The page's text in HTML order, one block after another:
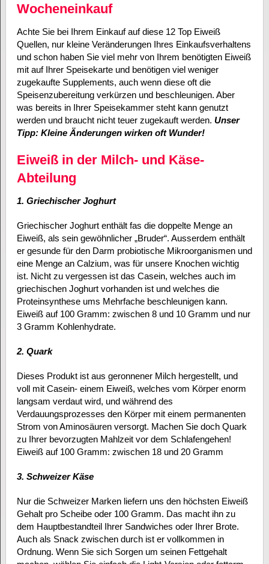
Wocheneinkauf
Achte Sie bei Ihrem Einkauf auf diese 12 Top Eiweiß
Quellen, nur kleine Veränderungen Ihres Einkaufsverhaltens
und schon haben Sie viel mehr von Ihrem benötigten Eiweiß
mit auf Ihrer Speisekarte und benötigen viel weniger
zugekaufte Supplements, auch wenn diese oft die
Speisenzubereitung verkürzen und beschleunigen. Aber
was bereits in Ihrer Speisekammer steht kann genutzt
werden und braucht nicht teuer zugekauft werden. Unser
Tipp: Kleine Änderungen wirken oft Wunder!
Eiweiß in der Milch- und Käse-
Abteilung
1. Griechischer Joghurt
Griechischer Joghurt enthält fas die doppelte Menge an
Eiweiß, als sein gewöhnlicher „Bruder“. Ausserdem enthält
er gesunde für den Darm probiotische Mikroorganismen und
eine Menge an Calzium, was für unsere Knochen wichtig
ist. Nicht zu vergessen ist das Casein, welches auch im
griechischen Joghurt vorhanden ist und welches die
Proteinsynthese ums Mehrfache beschleunigen kann.
Eiweiß auf 100 Gramm: zwischen 8 und 10 Gramm und nur
3 Gramm Kohlenhydrate.
2. Quark
Dieses Produkt ist aus geronnener Milch hergestellt, und
voll mit Casein- einem Eiweiß, welches vom Körper enorm
langsam verdaut wird, und während des
Verdauungsprozesses den Körper mit einem permanenten
Strom von Aminosäuren versorgt. Machen Sie doch Quark
zu Ihrer bevorzugten Mahlzeit vor dem Schlafengehen!
Eiweiß auf 100 Gramm: zwischen 18 und 20 Gramm
3. Schweizer Käse
Nur die Schweizer Marken liefern uns den höchsten Eiweiß
Gehalt pro Scheibe oder 100 Gramm. Das macht ihn zu
dem Hauptbestandteil Ihrer Sandwiches oder Ihrer Brote.
Auch als Snack zwischen durch ist er vollkommen in
Ordnung. Wenn Sie sich Sorgen um seinen Fettgehalt